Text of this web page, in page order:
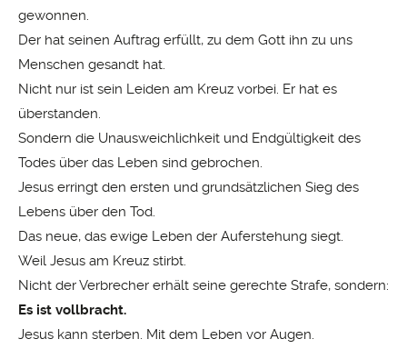
gewonnen.
Der hat seinen Auftrag erfüllt, zu dem Gott ihn zu uns
Menschen gesandt hat.
Nicht nur ist sein Leiden am Kreuz vorbei. Er hat es
überstanden.
Sondern die Unausweichlichkeit und Endgültigkeit des
Todes über das Leben sind gebrochen.
Jesus erringt den ersten und grundsätzlichen Sieg des
Lebens über den Tod.
Das neue, das ewige Leben der Auferstehung siegt.
Weil Jesus am Kreuz stirbt.
Nicht der Verbrecher erhält seine gerechte Strafe, sondern:
Es ist vollbracht.
Jesus kann sterben. Mit dem Leben vor Augen.